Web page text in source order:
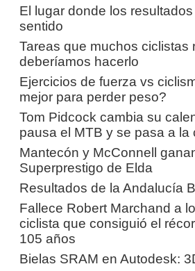
El lugar donde los
sentido
Tareas que muchos ciclistas
deberíamos hacerlo
Ejercicios de fuerza vs
mejor para perder peso?
Tom Pidcock cambia su
pausa el MTB y se pasa a la
Mantecón y McConnell
Superprestigo de Elda
Resultados de la Andalucía
Fallece Robert Marchand a
ciclista que consiguió el
105 años
Bielas SRAM en Autodesk: